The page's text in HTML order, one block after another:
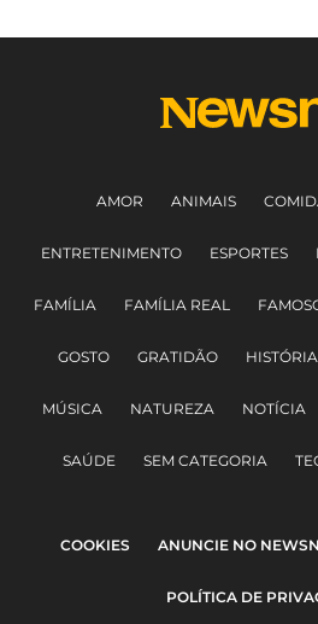
AMOR ANIMAIS
ENTRETENIMENTO ESPORTES
FAMÍLIA FAMÍLIA REAL
GOSTO GRATIDÃO HISTÓRIA
MÚSICA NATUREZA NOTÍCIA
SAÚDE SEM CATEGORIA
COOKIES ANUNCIE NO
POLÍTICA DE